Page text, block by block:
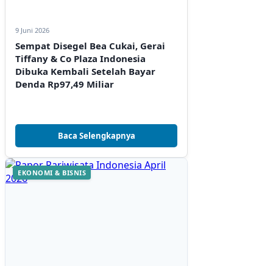
9 Juni 2026
Sempat Disegel Bea Cukai, Gerai
Tiffany & Co Plaza Indonesia
Dibuka Kembali Setelah Bayar
Denda Rp97,49 Miliar
Baca Selengkapnya
EKONOMI & BISNIS